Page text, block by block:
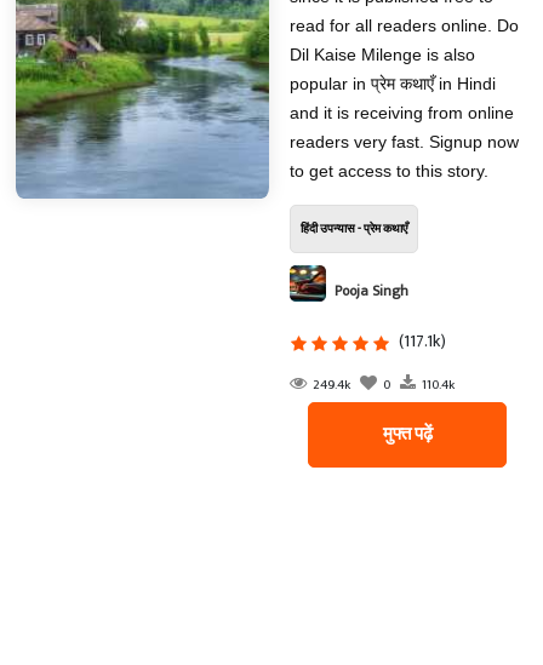
read for all readers online. Do
Dil Kaise Milenge is also
popular in प्रेम कथाएँ in Hindi
and it is receiving from online
readers very fast. Signup now
to get access to this story.
हिंदी उपन्यास - प्रेम कथाएँ
Pooja Singh
(117.1k)
249.4k 0 110.4k
मुफ्त पढ़ें